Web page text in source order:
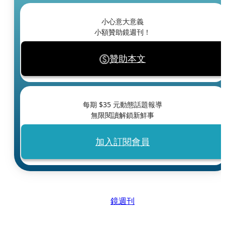
小心意大意義
小額贊助鏡週刊！
贊助本文
每期 $35 元動態話題報導
無限閱讀解鎖新鮮事
加入訂閱會員
鏡週刊